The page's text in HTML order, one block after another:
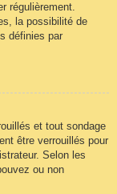
régulièrement.
la possibilité de
définies par
et tout sondage
être verrouillés pour
Selon les
ou non